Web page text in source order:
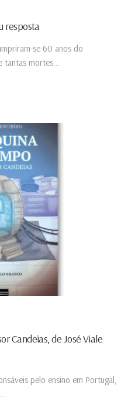
resposta
se 60 anos do
mortes...
Candeias, de José Viale
pelo ensino em Portugal,